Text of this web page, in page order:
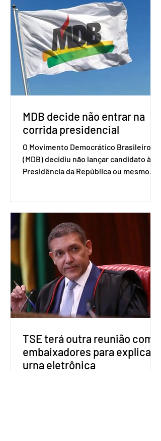
Uruguai, além de outros países
associados. “Decidimos criar um grupo
de trabalho que vai identificar
sensibilidades dos dois lados e evitar
que elas sejam um empecilho para a
retomada das negociações de um
acordo do Mercosul com a Coreia”,
disse o presiden
MDB decide não entrar na
corrida presidencial
O Movimento Democrático Brasileiro
(MDB) decidiu não lançar candidato à
Presidência da República ou mesmo
decidiu liberar seus diretórios
estaduais para a formação de alianças
no âmbito local. A ideia, segundo o
partido, é focar na eleição de
governadores e deputados estaduais,
além de fortalecer a bancada no
Congresso Nacional, com senad
TSE terá outra reunião com
embaixadores para explicar
urna eletrônica